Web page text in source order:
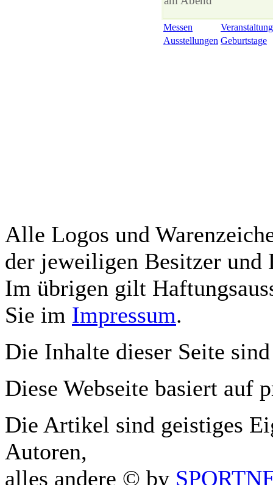
Messen
Veranstaltung
Ausstellungen Geburtstage
Alle Logos und
der jeweiligen Besitzer und
Im übrigen gilt
Sie im Impressum.
Die Inhalte dieser Seite
Diese Webseite basiert auf
Die Artikel sind geistiges
Autoren,
alles andere © by